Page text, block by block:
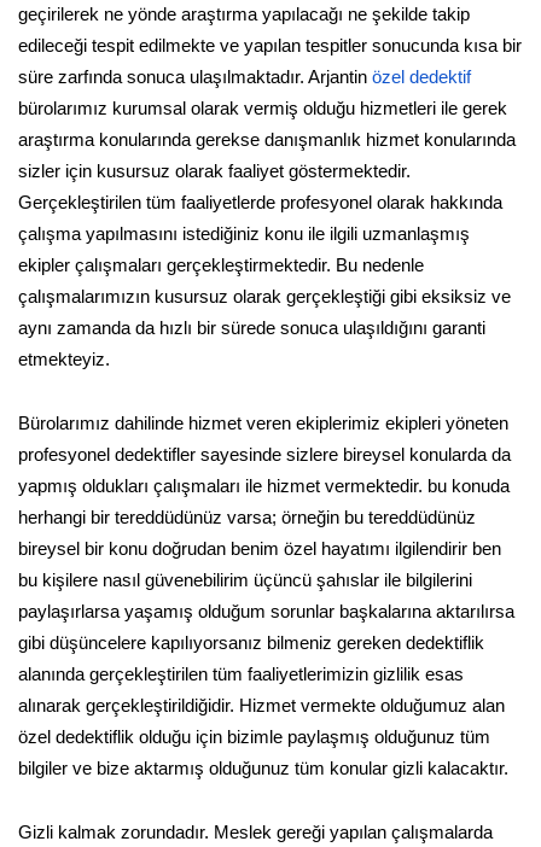
geçirilerek ne yönde araştırma yapılacağı ne şekilde takip
edileceği tespit edilmekte ve yapılan tespitler sonucunda kısa bir
süre zarfında sonuca ulaşılmaktadır. Arjantin özel dedektif
bürolarımız kurumsal olarak vermiş olduğu hizmetleri ile gerek
araştırma konularında gerekse danışmanlık hizmet konularında
sizler için kusursuz olarak faaliyet göstermektedir.
Gerçekleştirilen tüm faaliyetlerde profesyonel olarak hakkında
çalışma yapılmasını istediğiniz konu ile ilgili uzmanlaşmış
ekipler çalışmaları gerçekleştirmektedir. Bu nedenle
çalışmalarımızın kusursuz olarak gerçekleştiği gibi eksiksiz ve
aynı zamanda da hızlı bir sürede sonuca ulaşıldığını garanti
etmekteyiz.
Bürolarımız dahilinde hizmet veren ekiplerimiz ekipleri yöneten
profesyonel dedektifler sayesinde sizlere bireysel konularda da
yapmış oldukları çalışmaları ile hizmet vermektedir. bu konuda
herhangi bir tereddüdünüz varsa; örneğin bu tereddüdünüz
bireysel bir konu doğrudan benim özel hayatımı ilgilendirir ben
bu kişilere nasıl güvenebilirim üçüncü şahıslar ile bilgilerini
paylaşırlarsa yaşamış olduğum sorunlar başkalarına aktarılırsa
gibi düşüncelere kapılıyorsanız bilmeniz gereken dedektiflik
alanında gerçekleştirilen tüm faaliyetlerimizin gizlilik esas
alınarak gerçekleştirildiğidir. Hizmet vermekte olduğumuz alan
özel dedektiflik olduğu için bizimle paylaşmış olduğunuz tüm
bilgiler ve bize aktarmış olduğunuz tüm konular gizli kalacaktır.
Gizli kalmak zorundadır. Meslek gereği yapılan çalışmalarda